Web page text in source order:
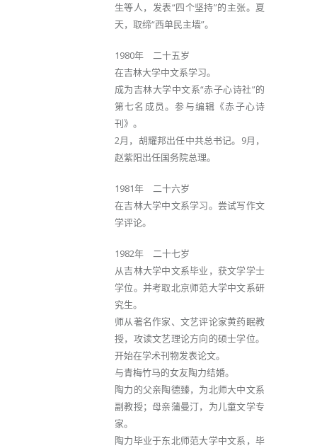
生等人，发表“四个坚持”的主张。夏
天，取缔“西单民主墙”。
1980年 二十五岁
在吉林大学中文系学习。
成为吉林大学中文系“赤子心诗社”的
第七名成员。参与编辑《赤子心诗
刊》。
2月，胡耀邦出任中共总书记。9月，
赵紫阳出任国务院总理。
1981年 二十六岁
在吉林大学中文系学习。尝试写作文
学评论。
1982年 二十七岁
从吉林大学中文系毕业，获文学学士
学位。并考取北京师范大学中文系研
究生。
师从著名作家、文艺评论家黄药眠教
授，攻读文艺理论方向的硕士学位。
开始在学术刊物发表论文。
与青梅竹马的女友陶力结婚。
陶力的父亲陶德臻，为北师大中文系
副教授；母亲蒲曼汀，为儿童文学专
家。
陶力毕业于东北师范大学中文系，毕